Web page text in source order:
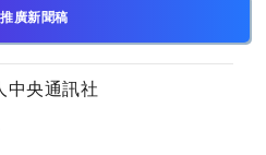
推廣新聞稿
中央通訊社